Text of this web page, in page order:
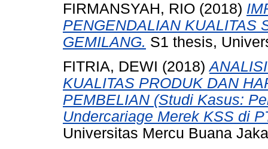
FIRMANSYAH, RIO (2018)
PENGENDALIAN KUALITAS
GEMILANG. S1 thesis,
FITRIA, DEWI (2018)
KUALITAS PRODUK DAN
PEMBELIAN (Studi Kasus:
Undercariage Merek KSS di
Universitas Mercu Buana